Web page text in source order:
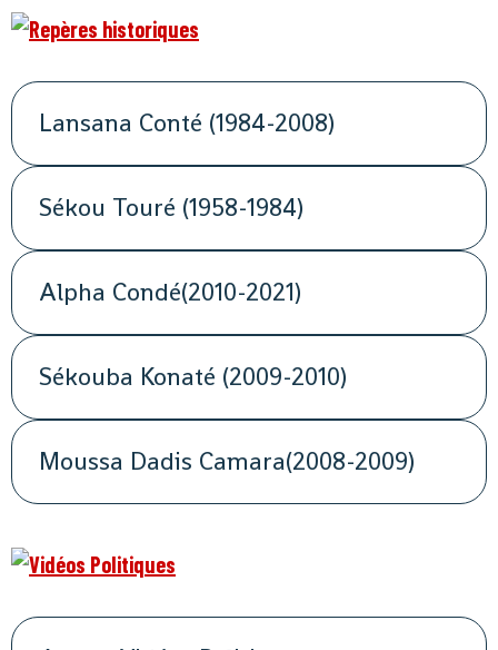
Lansana Conté (1984-2008)
Sékou Touré (1958-1984)
Alpha Condé(2010-2021)
Sékouba Konaté (2009-2010)
Moussa Dadis Camara(2008-2009)